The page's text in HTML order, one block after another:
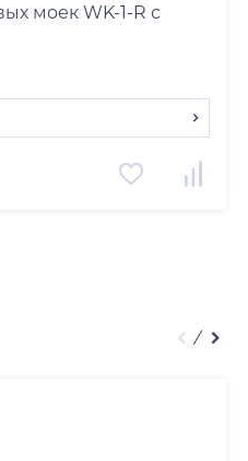
моек WK-1-R с